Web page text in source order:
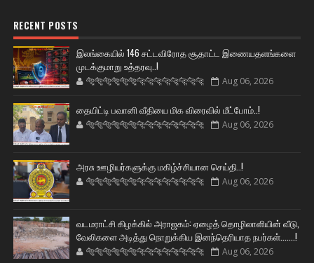
RECENT POSTS
இலங்கையில் 146 சட்டவிரோத சூதாட்ட இணையதளங்களை
முடக்குமாறு உத்தரவு..!
🐅🐅🐅🐅🐅🐅🐆🐆🐆🐆🐆🐆🐆🐆 Aug 06, 2026
தையிட்டி பவானி வீதியை மிக விரைவில் மீட்போம்..!
🐅🐅🐅🐅🐅🐅🐆🐆🐆🐆🐆🐆🐆🐆 Aug 06, 2026
அரசு ஊழியர்களுக்கு மகிழ்ச்சியான செய்தி..!
🐅🐅🐅🐅🐅🐅🐆🐆🐆🐆🐆🐆🐆🐆 Aug 06, 2026
வடமராட்சி கிழக்கில் அராஜகம்: ஏழைத் தொழிலாளியின் வீடு,
வேலிகளை அடித்து நொறுக்கிய இனந்தெரியாத நபர்கள்.......!
🐅🐅🐅🐅🐅🐅🐆🐆🐆🐆🐆🐆🐆🐆 Aug 06, 2026